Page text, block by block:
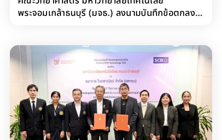
พระจอมเกล้าธนบุรี (มจธ.) ลงนามบันทึกข้อตกลง
โรงเรียนหอวัง ปทุมธานี โรงเรียนพระปฐมวิทยาลัย
โรงเรียนประเทียบวิทยาทาน และโรงเรียนสตรี
อ่างทอง